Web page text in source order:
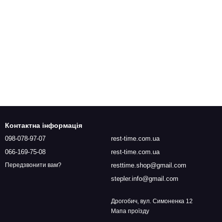
Контактна інформація
098-078-97-07
066-169-75-08
Передзвонити вам?
rest-time.com.ua
rest-time.com.ua
resttime.shop@gmail.com
stepler.info@gmail.com
Дрогобич, вул. Симоненка 12
Мапа проїзду